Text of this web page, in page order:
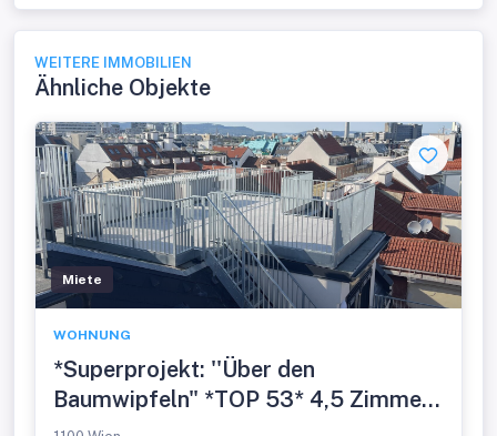
WEITERE IMMOBILIEN
Ähnliche Objekte
Miete
WOHNUNG
*Superprojekt: ''Über den
Baumwipfeln" *TOP 53* 4,5 Zimmer
mit SUPER-PANORAMA-